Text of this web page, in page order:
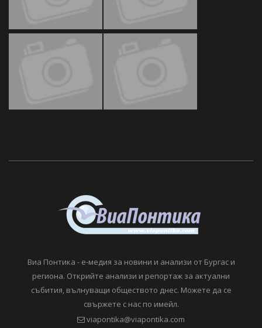
Виа Понтика - е-медия за новини и анализи от Бургас и
региона. Открийте анализи и репортаж за актуални
събития, вълнуващи обществото днес. Можете да се
свържете с нас по имейл.
viapontika@viapontika.com